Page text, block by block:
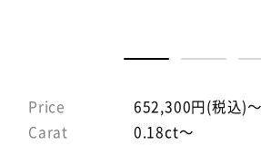
Price
652,300円(税込)～
Carat
0.18ct～